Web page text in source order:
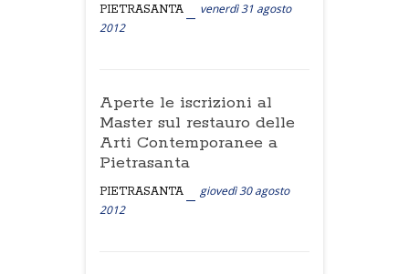
PIETRASANTA
venerdì 31 agosto
2012
Aperte le iscrizioni al
Master sul restauro delle
Arti Contemporanee a
Pietrasanta
PIETRASANTA
giovedì 30 agosto
2012